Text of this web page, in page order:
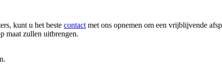
kunt u het beste contact met ons opnemen om een vrijblijvende
maat zullen uitbrengen.